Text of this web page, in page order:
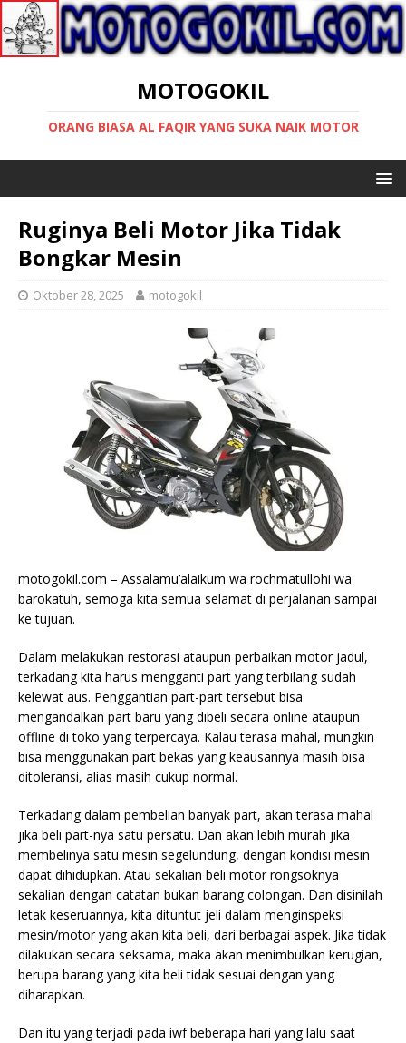
MOTOGOKIL
ORANG BIASA AL FAQIR YANG SUKA NAIK MOTOR
Ruginya Beli Motor Jika Tidak
Bongkar Mesin
Oktober 28, 2025 motogokil
motogokil.com – Assalamu’alaikum wa rochmatullohi wa
barokatuh, semoga kita semua selamat di perjalanan sampai
ke tujuan.
Dalam melakukan restorasi ataupun perbaikan motor jadul,
terkadang kita harus mengganti part yang terbilang sudah
kelewat aus. Penggantian part-part tersebut bisa
mengandalkan part baru yang dibeli secara online ataupun
offline di toko yang terpercaya. Kalau terasa mahal, mungkin
bisa menggunakan part bekas yang keausannya masih bisa
ditoleransi, alias masih cukup normal.
Terkadang dalam pembelian banyak part, akan terasa mahal
jika beli part-nya satu persatu. Dan akan lebih murah jika
membelinya satu mesin segelundung, dengan kondisi mesin
dapat dihidupkan. Atau sekalian beli motor rongsoknya
sekalian dengan catatan bukan barang colongan. Dan disinilah
letak keseruannya, kita dituntut jeli dalam menginspeksi
mesin/motor yang akan kita beli, dari berbagai aspek. Jika tidak
dilakukan secara seksama, maka akan menimbulkan kerugian,
berupa barang yang kita beli tidak sesuai dengan yang
diharapkan.
Dan itu yang terjadi pada iwf beberapa hari yang lalu saat